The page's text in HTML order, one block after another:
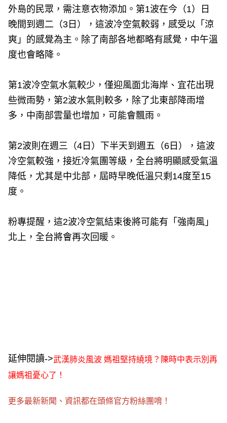
外島的民眾，需注意衣物添加。第1波在今（1）日
晚間到週二（3日），這波冷空氣較弱，感受以「涼
爽」的感覺為主。除了南部各地都略有感覺，中午溫
度也會略降。
第1波冷空氣水氣較少，僅迎風面北海岸、宜花出現
些微雨勢，第2波水氣則較多，除了北東部降雨增
多，中南部雲量也增加，可能會飄雨。
第2波則在週三（4日）下半天到週五（6日），這波
冷空氣較強，接近冷氣團等級，全台將明顯感受氣溫
降低，尤其是中北部，屆時早晚低溫只剩14度至15
度。
粉專提醒，這2波冷空氣結束後將可能有「強南風」
北上，全台將會再次回暖。
延伸閱讀->武漢肺炎風波 媽祖堅持繞境？陳時中表示別再
讓媽祖憂心了！
更多最新新聞、資訊都在頭條官方粉絲團唷！